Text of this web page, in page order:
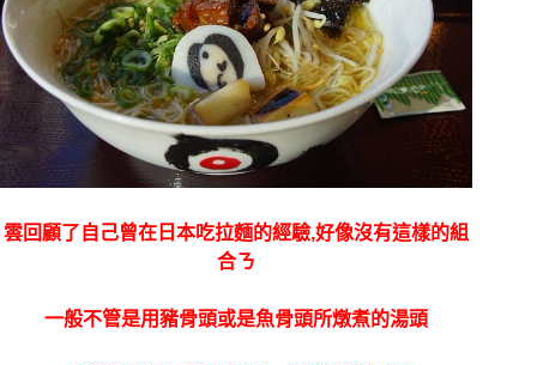
雲回顧了自己曾在日本吃拉麵的經驗,好像沒有這樣的組
合ㄋ
一般不管是用豬骨頭或是魚骨頭所燉煮的湯頭